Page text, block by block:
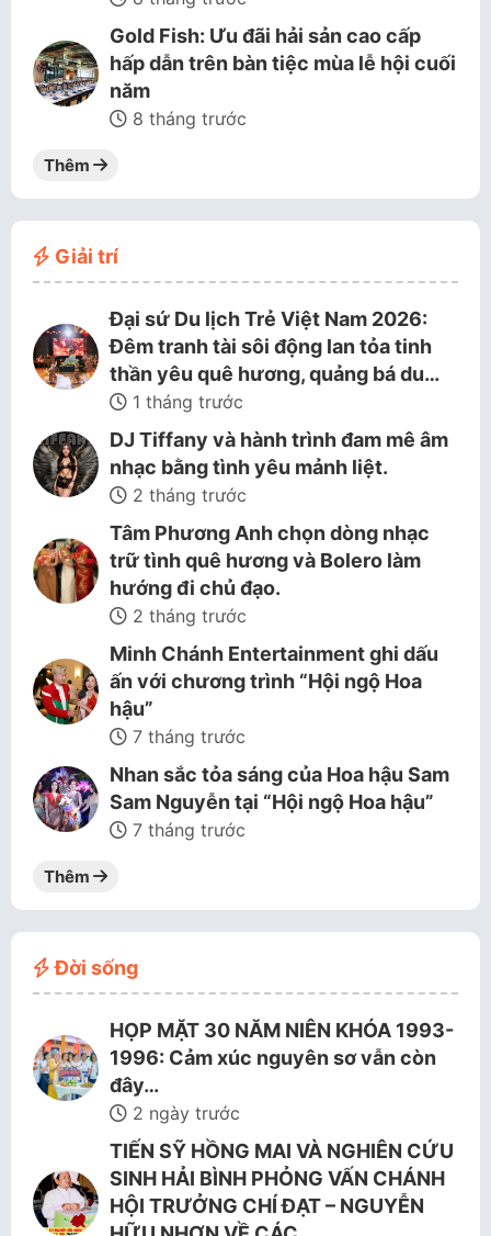
Gold Fish: Ưu đãi hải sản cao cấp
hấp dẫn trên bàn tiệc mùa lễ hội cuối
năm
8 tháng trước
Thêm
Giải trí
Đại sứ Du lịch Trẻ Việt Nam 2026:
Đêm tranh tài sôi động lan tỏa tinh
thần yêu quê hương, quảng bá du…
1 tháng trước
DJ Tiffany và hành trình đam mê âm
nhạc bằng tình yêu mảnh liệt.
2 tháng trước
Tâm Phương Anh chọn dòng nhạc
trữ tình quê hương và Bolero làm
hướng đi chủ đạo.
2 tháng trước
Minh Chánh Entertainment ghi dấu
ấn với chương trình “Hội ngộ Hoa
hậu”
7 tháng trước
Nhan sắc tỏa sáng của Hoa hậu Sam
Sam Nguyễn tại “Hội ngộ Hoa hậu”
7 tháng trước
Thêm
Đời sống
HỌP MẶT 30 NĂM NIÊN KHÓA 1993-
1996: Cảm xúc nguyên sơ vẫn còn
đây…
2 ngày trước
TIẾN SỸ HỒNG MAI VÀ NGHIÊN CỨU
SINH HẢI BÌNH PHỎNG VẤN CHÁNH
HỘI TRƯỞNG CHÍ ĐẠT – NGUYỄN